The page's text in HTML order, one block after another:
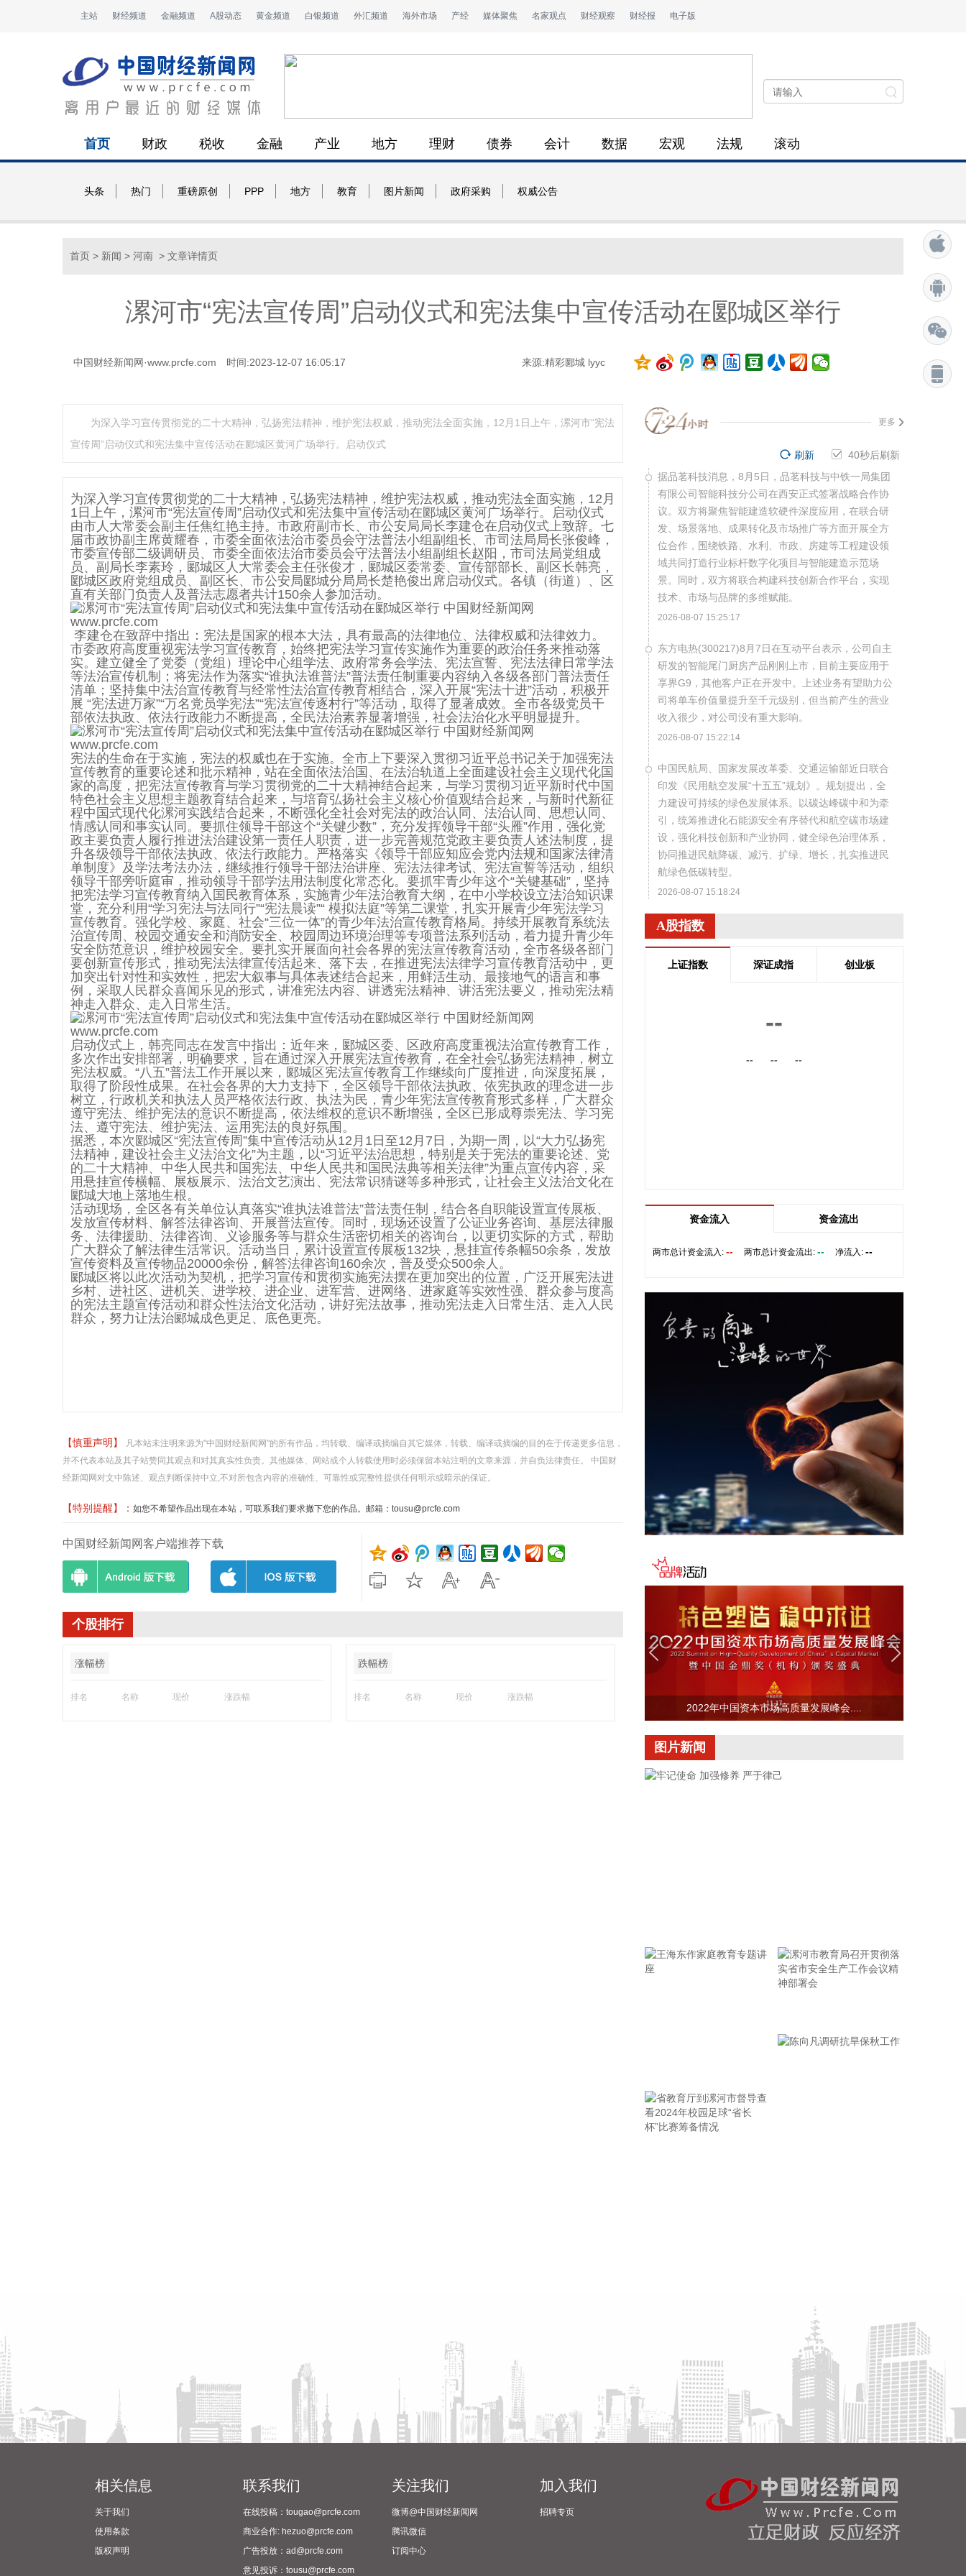
主站 财经频道 金融频道 A股动态 黄金频道 白银频道 外汇频道 海外市场 产经 媒体聚焦 名家观点 财经观察 财经报 电子版
首页 财政 税收 金融 产业 地方 理财 债券 会计 数据 宏观 法规 滚动
头条 热门 重磅原创 PPP 地方 教育 图片新闻 政府采购 权威公告
首页 > 新闻 > 河南 > 文章详情页
漯河市“宪法宣传周”启动仪式和宪法集中宣传活动在郾城区举行
中国财经新闻网·www.prcfe.com 时间:2023-12-07 16:05:17 来源:精彩郾城 lyyc
为深入学习宣传贯彻党的二十大精神，弘扬宪法精神，维护宪法权威，推动宪法全面实施，12月1日上午，漯河市“宪法
宣传周”启动仪式和宪法集中宣传活动在郾城区黄河广场举行。启动仪式
为深入学习宣传贯彻党的二十大精神，弘扬宪法精神，维护宪法权威，推动宪法全面实施，12月
1日上午，漯河市“宪法宣传周”启动仪式和宪法集中宣传活动在郾城区黄河广场举行。启动仪式
由市人大常委会副主任焦红艳主持。市政府副市长、市公安局局长李建仓在启动仪式上致辞。七
届市政协副主席黄耀春，市委全面依法治市委员会守法普法小组副组长、市司法局局长张俊峰，
市委宣传部二级调研员、市委全面依法治市委员会守法普法小组副组长赵阳，市司法局党组成
员、副局长李素玲，郾城区人大常委会主任张俊才，郾城区委常委、宣传部部长、副区长韩亮，
郾城区政府党组成员、副区长、市公安局郾城分局局长楚艳俊出席启动仪式。各镇（街道）、区
直有关部门负责人及普法志愿者共计150余人参加活动。
李建仓在致辞中指出：宪法是国家的根本大法，具有最高的法律地位、法律权威和法律效力。
市委政府高度重视宪法学习宣传教育，始终把宪法学习宣传实施作为重要的政治任务来推动落
实。建立健全了党委（党组）理论中心组学法、政府常务会学法、宪法宣誓、宪法法律日常学法
等法治宣传机制；将宪法作为落实“谁执法谁普法”普法责任制重要内容纳入各级各部门普法责任
清单；坚持集中法治宣传教育与经常性法治宣传教育相结合，深入开展“宪法十进”活动，积极开
展 “宪法进万家”“万名党员学宪法”“宪法宣传逐村行”等活动，取得了显著成效。全市各级党员干
部依法执政、依法行政能力不断提高，全民法治素养显著增强，社会法治化水平明显提升。
宪法的生命在于实施，宪法的权威也在于实施。全市上下要深入贯彻习近平总书记关于加强宪法
宣传教育的重要论述和批示精神，站在全面依法治国、在法治轨道上全面建设社会主义现代化国
家的高度，把宪法宣传教育与学习贯彻党的二十大精神结合起来，与学习贯彻习近平新时代中国
特色社会主义思想主题教育结合起来，与培育弘扬社会主义核心价值观结合起来，与新时代新征
程中国式现代化漯河实践结合起来，不断强化全社会对宪法的政治认同、法治认同、思想认同、
情感认同和事实认同。要抓住领导干部这个“关键少数”，充分发挥领导干部“头雁”作用，强化党
政主要负责人履行推进法治建设第一责任人职责，进一步完善规范党政主要负责人述法制度，提
升各级领导干部依法执政、依法行政能力。严格落实《领导干部应知应会党内法规和国家法律清
单制度》及学法考法办法，继续推行领导干部法治讲座、宪法法律考试、宪法宣誓等活动，组织
领导干部旁听庭审，推动领导干部学法用法制度化常态化。要抓牢青少年这个“关键基础”，坚持
把宪法学习宣传教育纳入国民教育体系，实施青少年法治教育大纲，在中小学校设立法治知识课
堂，充分利用“学习宪法与法同行”“宪法晨读”“ 模拟法庭”等第二课堂，扎实开展青少年宪法学习
宣传教育。强化学校、家庭、社会“三位一体”的青少年法治宣传教育格局。持续开展教育系统法
治宣传周、校园交通安全和消防安全、校园周边环境治理等专项普法系列活动，着力提升青少年
安全防范意识，维护校园安全。要扎实开展面向社会各界的宪法宣传教育活动，全市各级各部门
要创新宣传形式，推动宪法法律宣传活起来、落下去，在推进宪法法律学习宣传教育活动中，更
加突出针对性和实效性，把宏大叙事与具体表述结合起来，用鲜活生动、最接地气的语言和事
例，采取人民群众喜闻乐见的形式，讲准宪法内容、讲透宪法精神、讲活宪法要义，推动宪法精
神走入群众、走入日常生活。
启动仪式上，韩亮同志在发言中指出：近年来，郾城区委、区政府高度重视法治宣传教育工作，
多次作出安排部署，明确要求，旨在通过深入开展宪法宣传教育，在全社会弘扬宪法精神，树立
宪法权威。“八五”普法工作开展以来，郾城区宪法宣传教育工作继续向广度推进，向深度拓展，
取得了阶段性成果。在社会各界的大力支持下，全区领导干部依法执政、依宪执政的理念进一步
树立，行政机关和执法人员严格依法行政、执法为民，青少年宪法宣传教育形式多样，广大群众
遵守宪法、维护宪法的意识不断提高，依法维权的意识不断增强，全区已形成尊崇宪法、学习宪
法、遵守宪法、维护宪法、运用宪法的良好氛围。
据悉，本次郾城区“宪法宣传周”集中宣传活动从12月1日至12月7日，为期一周，以“大力弘扬宪
法精神，建设社会主义法治文化”为主题，以“习近平法治思想，特别是关于宪法的重要论述、党
的二十大精神、中华人民共和国宪法、中华人民共和国民法典等相关法律”为重点宣传内容，采
用悬挂宣传横幅、展板展示、法治文艺演出、宪法常识猜谜等多种形式，让社会主义法治文化在
郾城大地上落地生根。
活动现场，全区各有关单位认真落实“谁执法谁普法”普法责任制，结合各自职能设置宣传展板、
发放宣传材料、解答法律咨询、开展普法宣传。同时，现场还设置了公证业务咨询、基层法律服
务、法律援助、法律咨询、义诊服务等与群众生活密切相关的咨询台，以更切实际的方式，帮助
广大群众了解法律生活常识。活动当日，累计设置宣传展板132块，悬挂宣传条幅50余条，发放
宣传资料及宣传物品20000余份，解答法律咨询160余次，普及受众500余人。
郾城区将以此次活动为契机，把学习宣传和贯彻实施宪法摆在更加突出的位置，广泛开展宪法进
乡村、进社区、进机关、进学校、进企业、进军营、进网络、进家庭等实效性强、群众参与度高
的宪法主题宣传活动和群众性法治文化活动，讲好宪法故事，推动宪法走入日常生活、走入人民
群众，努力让法治郾城成色更足、底色更亮。
【慎重声明】
凡本站未注明来源为"中国财经新闻网"的所有作品，均转载、编译或摘编自其它媒体，转载、编译或摘编的目的在于传递更多信息，
并不代表本站及其子站赞同其观点和对其真实性负责。其他媒体、网站或个人转载使用时必须保留本站注明的文章来源，并自负法律责任。 中国财
经新闻网对文中陈述、观点判断保持中立,不对所包含内容的准确性、可靠性或完整性提供任何明示或暗示的保证。
【特别提醒】： 如您不希望作品出现在本站，可联系我们要求撤下您的作品。邮箱：tousu@prcfe.com
中国财经新闻网客户端推荐下载
个股排行
涨幅榜
排名 名称 现价 涨跌幅
跌幅榜
排名 名称 现价 涨跌幅
更多
39秒后刷新
刷新
据品茗科技消息，8月5日，品茗科技与中铁一局集团
有限公司智能科技分公司在西安正式签署战略合作协
议。双方将聚焦智能建造软硬件深度应用，在联合研
发、场景落地、成果转化及市场推广等方面开展全方
位合作，围绕铁路、水利、市政、房建等工程建设领
域共同打造行业标杆数字化项目与智能建造示范场
景。同时，双方将联合构建科技创新合作平台，实现
技术、市场与品牌的多维赋能。
2026-08-07 15:25:17
东方电热(300217)8月7日在互动平台表示，公司自主
研发的智能尾门厨房产品刚刚上市，目前主要应用于
享界G9，其他客户正在开发中。上述业务有望助力公
司将单车价值量提升至千元级别，但当前产生的营业
收入很少，对公司没有重大影响。
2026-08-07 15:22:14
中国民航局、国家发展改革委、交通运输部近日联合
印发《民用航空发展“十五五”规划》。规划提出，全
力建设可持续的绿色发展体系。以碳达峰碳中和为牵
引，统筹推进化石能源安全有序替代和航空碳市场建
设，强化科技创新和产业协同，健全绿色治理体系，
协同推进民航降碳、减污、扩绿、增长，扎实推进民
航绿色低碳转型。
2026-08-07 15:18:24
中国民航局、国家发展改革委、交通运输部近日联合
印发《民用航空发展“十五五”规划》。规划提出，全
力构建自主可控的创新支撑体系。坚持需求牵引、问
中国民航局、国家发展改革委、交通运输部近日联合
印发《民用航空发展“十五五”规划》。规划明确，到
先迈向国际一流，技术创新、绿色低碳、治理能力实
国内期货收盘多数收涨，乙二醇涨超5%，原油涨超
4%，燃料油、多晶硅等涨超3%，沥青、苯乙烯、焦
炭等涨超2%。碳酸锂、纸浆、淀粉等小幅下跌。
据国科军工消息，8月4日，国科军工与军工信航举
行“深化战略协同共筑发展新篇”战略合作签约仪式。
双方表示，将以本次战略签约为新起点，高效推进各
项合作落地实施，积极培育军工领域新质生产力，夯
实集团内部协同发展载体，全力落地集团“12348”发
展战略，依托全省“1269”产业布局，聚力做强江西本
土航空航天产业集群，为行业高质量发展注入强劲动
2026-08-07 15:03:20
据猫眼电影微博消息，电影《功夫女足》官宣密钥延
期，延长上映至9月10日，据猫眼专业版数据，电影
2026年7月11日上映，截至当前累计票房22.29亿
元。
2026-08-07 15:03:12
2026年8月5日，“资本赋能·产融共赢”泉州宇极新材
料科技有限公司战略融资签约仪式在福建泉州举行。
团旗下福建省冶控私募基金领投，兴银金融资产投资
有限公司等三家投资机构跟投。
当地时间6日，美国企业家马斯克旗下的太空探索技
术公司SpaceX与特斯拉公司联合宣布，名为Terafab
的大型芯片制造中心将落户得克萨斯州的格赖姆斯
联合推进，旨在打造全球规模最大的芯片制造设施。
阶段的产能目标，仅重申Terafab最终要年产“1太瓦算
力”，1太瓦相当于1000吉瓦。这些算力将被用于特斯
公司在机器人外界感知能力、环境交互能力，提升机
器人关节自由度、环境适应性和应用场景的通用性等
细分技术领域进行研究布局，形成了一定的技术储备
并持续进行技术更新迭代。
2026-08-07 14:52:11
据北京利尔消息，8月5日，洛阳利尔功能材料有限公
司电熔锆新车间5800kVA脱硅锆电熔炉顺利点火，配
体工况平稳可控。熔炉点火后，生产线按既定工艺完
成全流程冶炼加工，顺利产出首批合格脱硅锆成品。
新产线投产后，将有效缓解公司高端脱硅锆产品供应
A股指数
上证指数 深证成指 创业板
--
-- -- --
资金流入 资金流出
两市总计资金流入: -- 两市总计资金流出: -- 净流入: --
2022年中国资本市场高质量发展峰会....
图片新闻
座
实省市安全生产工作会议
相关信息
关于我们
使用条款
版权声明
联系我们
在线投稿：tougao@prcfe.com
商业合作: hezuo@prcfe.com
广告投放：ad@prcfe.com
意见投诉：tousu@prcfe.com
关注我们
微博@中国财经新闻网
腾讯微信
订阅中心
加入我们
招聘专页